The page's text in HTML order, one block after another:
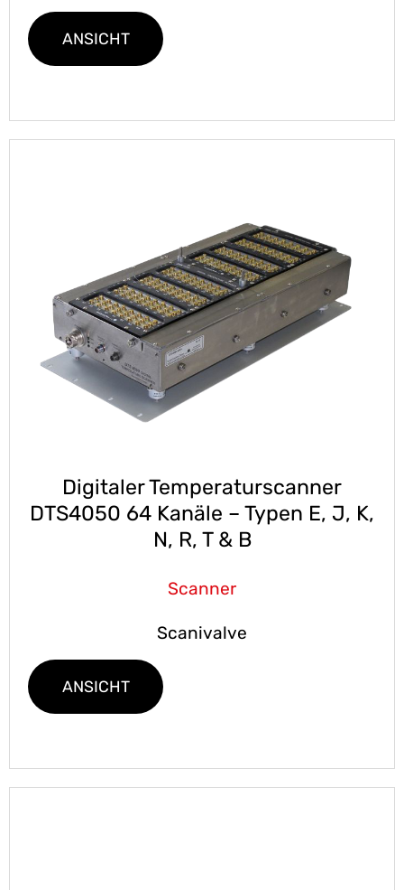
ANSICHT
Digitaler Temperaturscanner
DTS4050 64 Kanäle – Typen E, J, K,
N, R, T & B
Scanner
Scanivalve
ANSICHT